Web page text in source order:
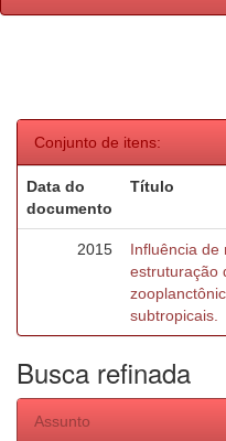
Conjunto de itens:
Data do
documento
Título
2015
Influência de
estruturação
subtropicais.
Busca refinada
Assunto